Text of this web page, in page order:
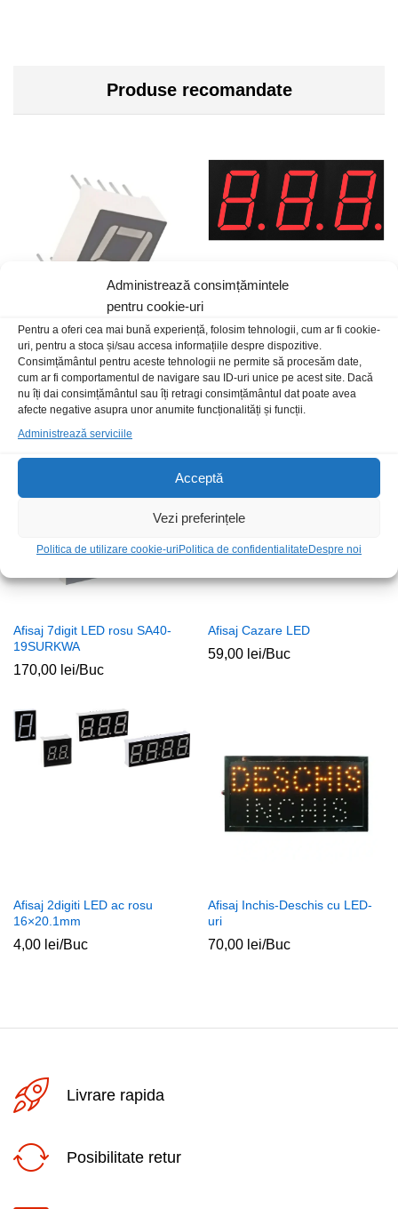
Administrează consimțămintele
pentru cookie-uri
Pentru a oferi cea mai bună experiență, folosim tehnologii, cum ar fi cookie-
uri, pentru a stoca și/sau accesa informațiile despre dispozitive.
Consimțământul pentru aceste tehnologii ne permite să procesăm date,
cum ar fi comportamentul de navigare sau ID-uri unice pe acest site. Dacă
nu îți dai consimțământul sau îți retragi consimțământul dat poate avea
afecte negative asupra unor anumite funcționalități și funcții.
Administrează serviciile
Acceptă
Vezi preferințele
Politica de utilizare cookie-uri Politica de confidentialitate Despre noi
Produse recomandate
Afisaj 1digit LED rosu cc
12.6x19x7mm
5,00lei /Buc
Afisaj 3digiti LED rosu cc
19x38mm
7,00lei/Buc
Afisaj 7digit LED rosu SA40-
19SURKWA
170,00 lei/Buc
Afisaj Cazare LED
59,00 lei/Buc
Afisaj 2digiti LED ac rosu
16×20.1mm
4,00 lei/Buc
Afisaj Inchis-Deschis cu LED-
uri
70,00 lei/Buc
Livrare rapida
Posibilitate retur